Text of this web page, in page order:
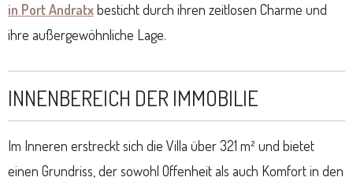
in Port Andratxbesticht durch ihren zeitlosen Charme und
ihre außergewöhnliche Lage.
INNENBEREICH DER IMMOBILIE
Im Inneren erstreckt sich die Villa über 321 m² und bietet
einen Grundriss, der sowohl Offenheit als auch Komfort in den